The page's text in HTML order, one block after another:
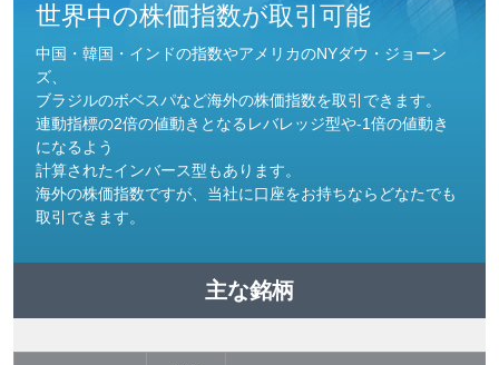
世界中の株価指数が取引可能
中国・韓国・インドの指数やアメリカのNYダウ・ジョーン
ズ、
ブラジルのボベスパなど海外の株価指数を取引できます。
連動指標の2倍の値動きとなるレバレッジ型や-1倍の値動き
になるよう
計算されたインバース型もあります。
海外の株価指数ですが、当社に口座をお持ちならどなたでも
取引できます。
主な銘柄